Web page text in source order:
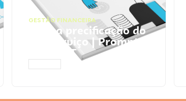
GESTÃO FINANCEIRA
Faça a precificação do
seu serviço | Prompts
ChatGPT